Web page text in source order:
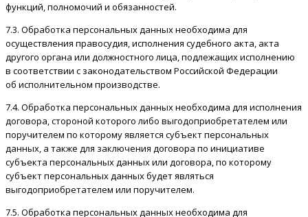
функций, полномочий и обязанностей.
7.3. Обработка персональных данных необходима для
осуществления правосудия, исполнения судебного акта, акта
другого органа или должностного лица, подлежащих исполнению
в соответствии с законодательством Российской Федерации
об исполнительном производстве.
7.4. Обработка персональных данных необходима для исполнения
договора, стороной которого либо выгодоприобретателем или
поручителем по которому является субъект персональных
данных, а также для заключения договора по инициативе
субъекта персональных данных или договора, по которому
субъект персональных данных будет являться
выгодоприобретателем или поручителем.
7.5. Обработка персональных данных необходима для